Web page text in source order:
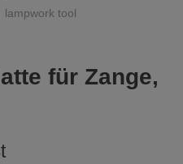
für Zange,